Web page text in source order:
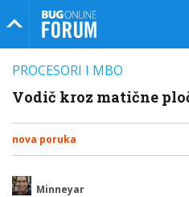
Bug
PROCESORI I MBO
Vodič kroz matične
nova poruka
Minneyar